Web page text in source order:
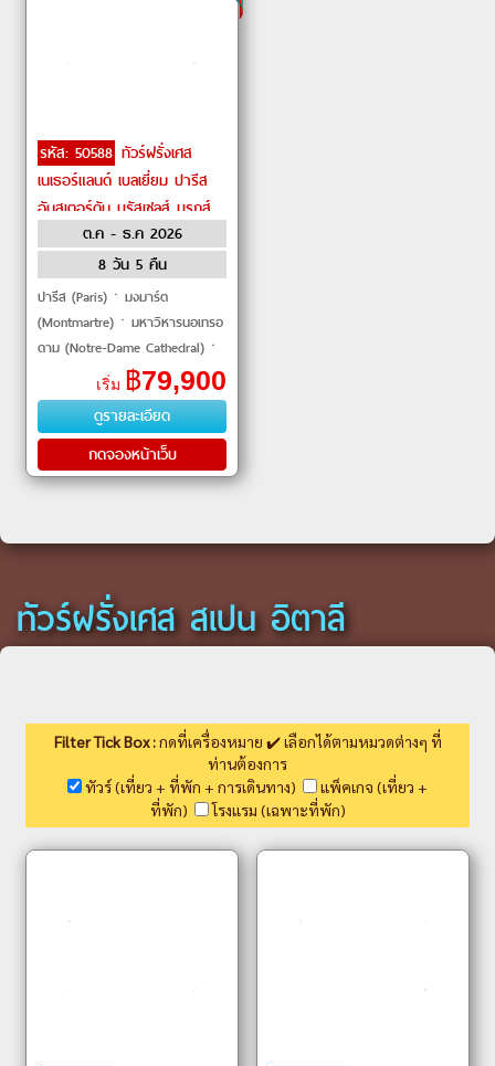
รหัส: 50588 ทัวร์ฝรั่งเศส
เนเธอร์แลนด์ เบลเยี่ยม ปารีส
อัมสเตอร์ดัม บรัสเซลส์ บรูกส์
by THAI Airways
ต.ค - ธ.ค 2026
8 วัน 5 คืน
ปารีส (Paris)ㆍมงมาร์ต
(Montmartre)ㆍมหาวิหารนอเทรอ
ดาม (Notre-Dame Cathedral)ㆍ
พิพิธภัณฑ์ลูฟวร์ (Louvre
Museum)ㆍห้างซามาริแทน (La
Samaritaine)ㆍประตูชัย (Arc de
T
เริ่ม ฿79,900
ดูรายละเอียด
กดจองหน้าเว็บ
ทัวร์ฝรั่งเศส สเปน อิตาลี
Filter Tick Box :กดที่เครื่องหมาย ✔️ เลือกได้ตามหมวดต่างๆ ที่
ท่านต้องการ
ทัวร์ (เที่ยว + ที่พัก + การเดินทาง)
แพ็คเกจ (เที่ยว +
ที่พัก)
โรงแรม (เฉพาะที่พัก)